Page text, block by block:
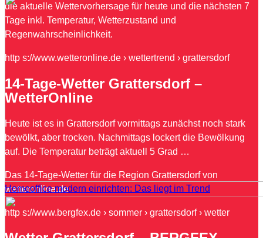
Homeoffice modern einrichten: Das liegt im Trend
die aktuelle Wettervorhersage für heute und die nächsten 7
Tage inkl. Temperatur, Wetterzustand und
Regenwahrscheinlichkeit.
http s://www.wetteronline.de › wettertrend › grattersdorf
14-Tage-Wetter Grattersdorf –
WetterOnline
Heute ist es in Grattersdorf vormittags zunächst noch stark
bewölkt, aber trocken. Nachmittags lockert die Bewölkung
auf. Die Temperatur beträgt aktuell 5 Grad …
Das 14-Tage-Wetter für die Region Grattersdorf von
wetteronline.de
http s://www.bergfex.de › sommer › grattersdorf › wetter